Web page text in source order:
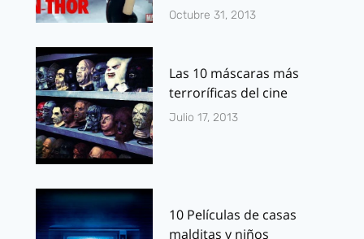
Octubre 31, 2013
Las 10 máscaras más
terroríficas del cine
Julio 17, 2013
10 Películas de casas
malditas y niños